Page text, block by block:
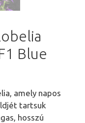
Blue
amely napos
tartsuk
hosszú